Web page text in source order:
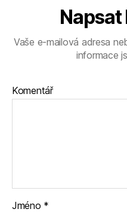
Vaše e-mailová adresa
informace
Komentář
Jméno *